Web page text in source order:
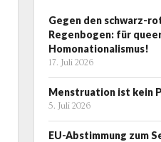
Gegen den schwarz-
Regenbogen: für
Homonationalismus!
17. Juli 2026
Menstruation ist kein
5. Juli 2026
EU-Abstimmung zum